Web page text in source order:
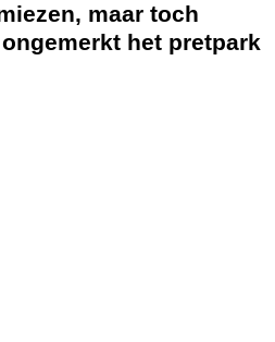
maar toch
het pretpark